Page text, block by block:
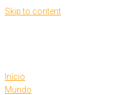
Skip to content
Início
Mundo